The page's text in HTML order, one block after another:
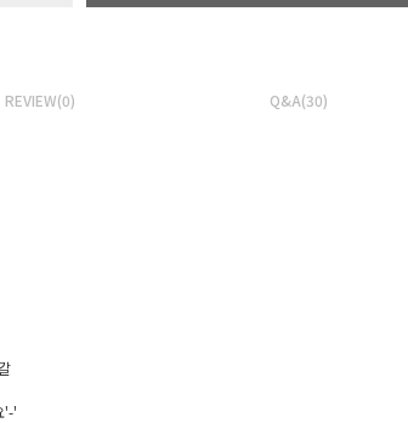
REVIEW(0) Q&A(30)
'-'